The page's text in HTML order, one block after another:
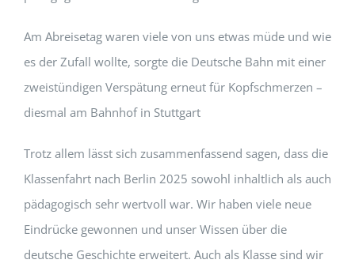
Am Abreisetag waren viele von uns etwas müde und wie
es der Zufall wollte, sorgte die Deutsche Bahn mit einer
zweistündigen Verspätung erneut für Kopfschmerzen –
diesmal am Bahnhof in Stuttgart
Trotz allem lässt sich zusammenfassend sagen, dass die
Klassenfahrt nach Berlin 2025 sowohl inhaltlich als auch
pädagogisch sehr wertvoll war. Wir haben viele neue
Eindrücke gewonnen und unser Wissen über die
deutsche Geschichte erweitert. Auch als Klasse sind wir